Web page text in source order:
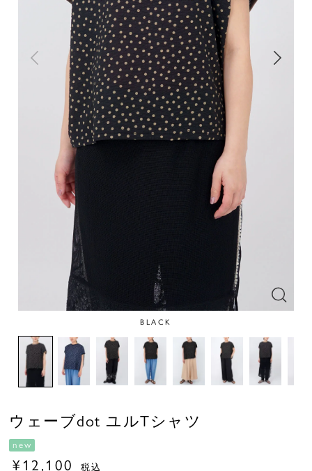
BLACK
ウェーブdot ユルTシャツ
new
¥12,100
税込